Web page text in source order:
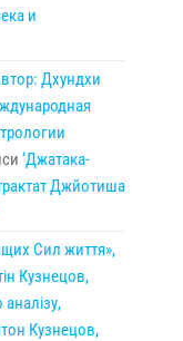
и
Дхундхи
‘Джатака-
Джйотиша
Сил життя»,
Кузнецов,
Кузнецов,